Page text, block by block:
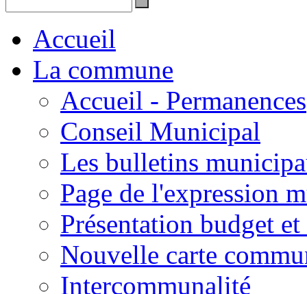
Accueil
La commune
Accueil - Permanences
Conseil Municipal
Les bulletins
Page de l'expression
Présentation budget
Nouvelle carte
Intercommunalité